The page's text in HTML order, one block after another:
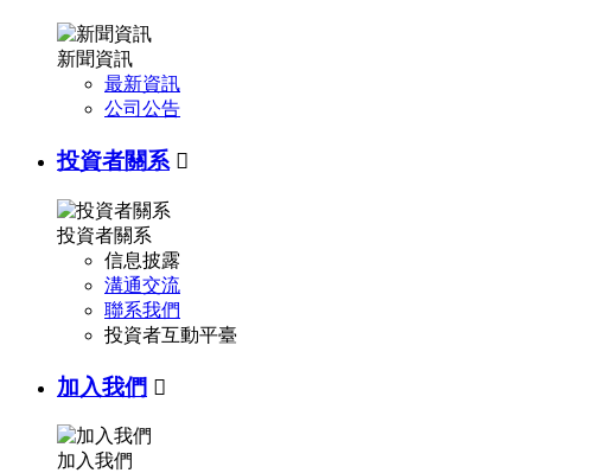
新聞資訊
最新資訊
公司公告
投資者關系 
投資者關系
信息披露
溝通交流
聯系我們
投資者互動平臺
加入我們 
加入我們